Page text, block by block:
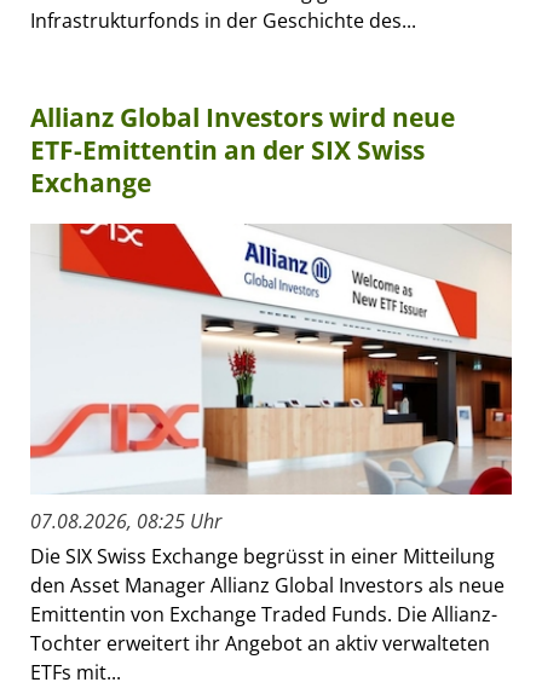
Infrastrukturfonds in der Geschichte des...
Allianz Global Investors wird neue
ETF-Emittentin an der SIX Swiss
Exchange
07.08.2026, 08:25 Uhr
Die SIX Swiss Exchange begrüsst in einer Mitteilung
den Asset Manager Allianz Global Investors als neue
Emittentin von Exchange Traded Funds. Die Allianz-
Tochter erweitert ihr Angebot an aktiv verwalteten
ETFs mit...